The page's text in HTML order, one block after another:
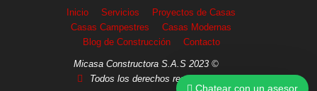
Inicio Servicios
Proyectos de Casas
Casas Campestres
Casas Modernas
Blog de Construcción
Contacto
Micasa Constructora S.A.S 2023 ©
Todos los derechos reservados
Chatear con un asesor